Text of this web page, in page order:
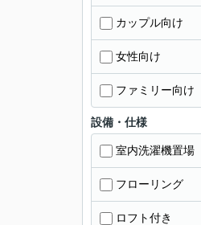
カップル向け
女性向け
ファミリー向け
設備・仕様
室内洗濯機置場
フローリング
ロフト付き